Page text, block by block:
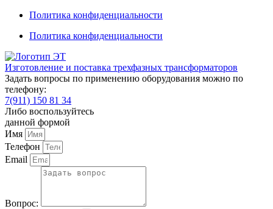
Политика конфиденциальности
Политика конфиденциальности
Изготовление и поставка трехфазных трансформаторов
Задать вопросы по применению оборудования можно по
телефону:
7(911) 150 81 34
Либо воспользуйтесь
данной формой
Имя
Телефон
Email
Вопрос: